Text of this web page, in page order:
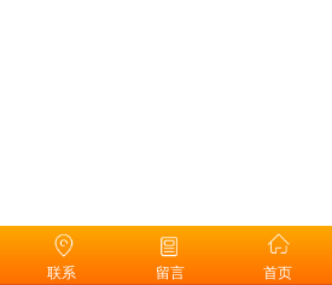
联系 留言 首页